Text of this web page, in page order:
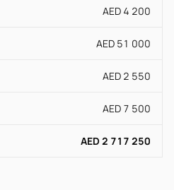
AED 4 200
AED 51 000
AED 2 550
AED 7 500
AED 2 717 250